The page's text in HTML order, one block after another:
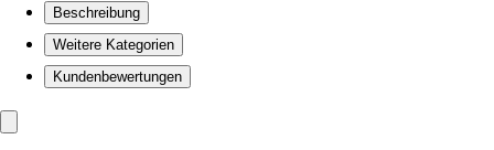
Beschreibung
Weitere Kategorien
Kundenbewertungen